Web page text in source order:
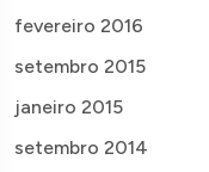
fevereiro 2016
setembro 2015
janeiro 2015
setembro 2014